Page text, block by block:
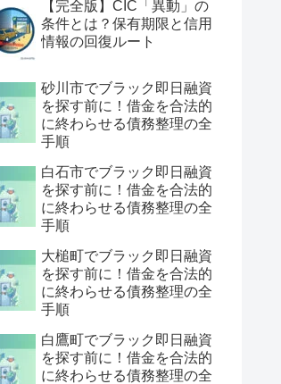
【完全版】CIC「異動」の
条件とは？保有期限と信用
情報の回復ルート
砂川市でブラック即日融資
を探す前に！借金を合法的
に終わらせる債務整理の全
手順
白石市でブラック即日融資
を探す前に！借金を合法的
に終わらせる債務整理の全
手順
大槌町でブラック即日融資
を探す前に！借金を合法的
に終わらせる債務整理の全
手順
白鷹町でブラック即日融資
を探す前に！借金を合法的
に終わらせる債務整理の全